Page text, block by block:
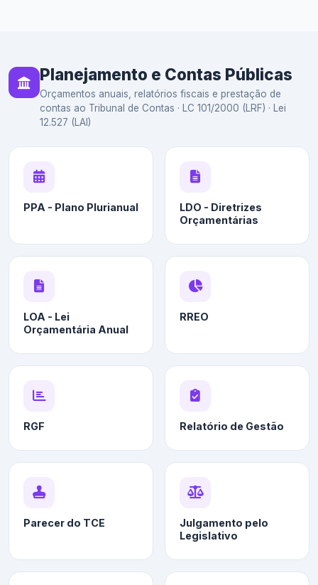
Planejamento e Contas Públicas
Orçamentos anuais, relatórios fiscais e prestação de
contas ao Tribunal de Contas · LC 101/2000 (LRF) · Lei
12.527 (LAI)
PPA - Plano Plurianual
LDO - Diretrizes
Orçamentárias
LOA - Lei
Orçamentária Anual
RREO
RGF Relatório de Gestão
Parecer do TCE
Julgamento pelo
Legislativo